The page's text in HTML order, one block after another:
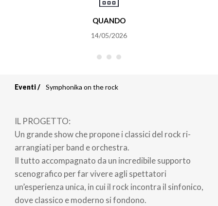
QUANDO
14/05/2026
di
pane
Eventi Symphonika on the rock
IL PROGETTO:
Un grande show che propone i classici del rock ri-
arrangiati per band e orchestra.
Il tutto accompagnato da un incredibile supporto
scenografico per far vivere agli spettatori
un’esperienza unica, in cui il rock incontra il sinfonico,
dove classico e moderno si fondono.